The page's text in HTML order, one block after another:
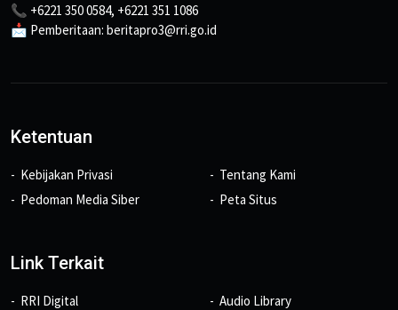
📞 +6221 350 0584, +6221 351 1086
📩 Pemberitaan: beritapro3@rri.go.id
Ketentuan
Kebijakan Privasi
Pedoman Media Siber
Tentang Kami
Peta Situs
Link Terkait
RRI Digital
Audio Library